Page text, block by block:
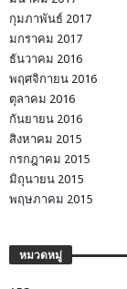
กุมภาพันธ์ 2017
มกราคม 2017
ธันวาคม 2016
พฤศจิกายน 2016
ตุลาคม 2016
กันยายน 2016
สิงหาคม 2015
กรกฎาคม 2015
มิถุนายน 2015
พฤษภาคม 2015
หมวดหมู่